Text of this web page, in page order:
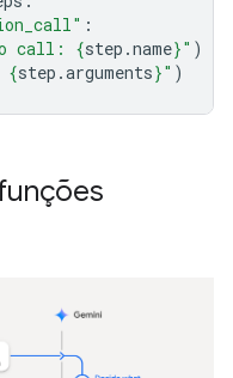
:
call: {step .name}" )
{step .arguments}" )